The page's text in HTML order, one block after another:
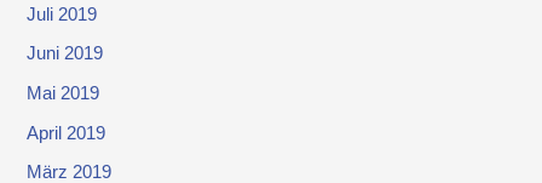
Juli 2019
Juni 2019
Mai 2019
April 2019
März 2019